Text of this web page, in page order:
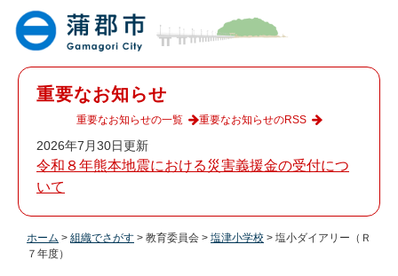
重要なお知らせ
2026年7月30日更新
令和８年熊本地震における災害義援金の受付につ
いて
重要なお知らせの一覧 重要なお知らせのRSS
ホーム > 組織でさがす > 教育委員会 > 塩津小学校 > 塩小ダイアリー（Ｒ
７年度）